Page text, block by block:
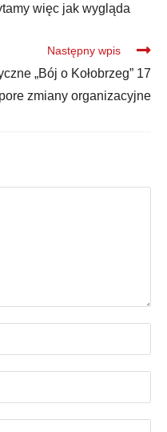
więc jak wygląda
Następny wpis
„Bój o Kołobrzeg” 17
zmiany organizacyjne